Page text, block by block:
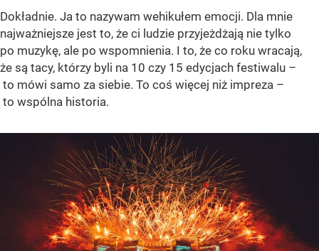
Dokładnie. Ja to nazywam wehikułem emocji. Dla mnie
najważniejsze jest to, że ci ludzie przyjeżdżają nie tylko
po muzykę, ale po wspomnienia. I to, że co roku wracają,
że są tacy, którzy byli na 10 czy 15 edycjach festiwalu –
to mówi samo za siebie. To coś więcej niż impreza –
to wspólna historia.